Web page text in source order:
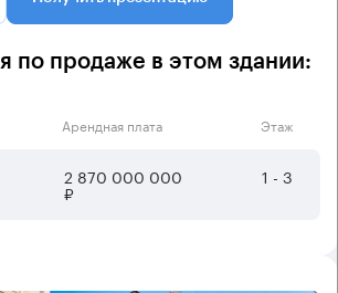
по продаже в этом здании:
Арендная плата Этаж
2 870 000 000
₽
1 - 3